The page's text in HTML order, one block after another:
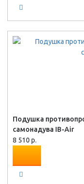
Подушка
самонадува IB-Air
8 510 р.